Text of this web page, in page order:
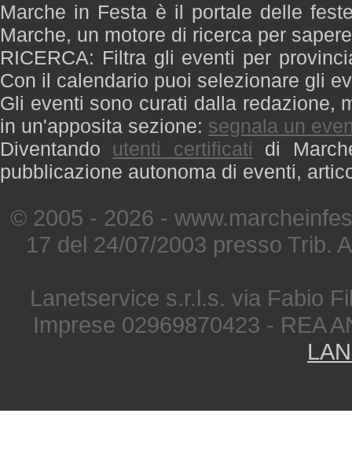
Marche in Festa è il portale delle
Marche, un motore di ricerca per
RICERCA: Filtra gli eventi per
Con il calendario puoi selezionare gli
Gli eventi sono curati dalla redazione,
in un'apposita sezione: segnala un
Diventando utenti certificati di
pubblicazione autonoma di eventi,
© 2005 - 2026 -
17 del 24/07/2003 presso Trib.
Lanetservice s.r.l.s. via Fabio
Imprese 02969870423 - REA